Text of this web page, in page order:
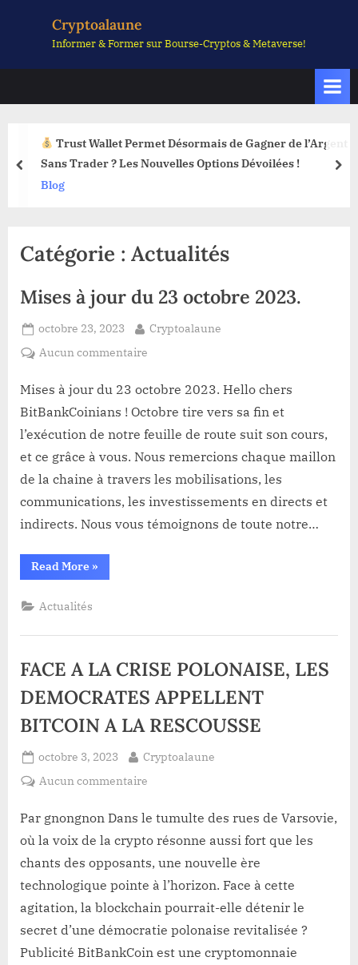
Cryptoalaune
Informer & Former sur Bourse-Cryptos & Metaverse!
Trust Wallet Permet Désormais de Gagner de l’Argent
Sans Trader ? Les Nouvelles Options Dévoilées !
Blog
prev
Catégorie : Actualités
Mises à jour du 23 octobre 2023.
Posted
on
octobre 23, 2023 By
Cryptoalaune
Aucun commentaire
à
jour
23
octobre
2023.
Mises à jour du 23 octobre 2023. Hello chers
BitBankCoinians ! Octobre tire vers sa fin et
l’exécution de notre feuille de route suit son cours,
et ce grâce à vous. Nous remercions chaque maillon
de la chaine à travers les mobilisations, les
communications, les investissements en directs et
indirects. Nous vous témoignons de toute notre…
Read More“Mises
à
23
2023.”
»
Actualités
FACE A LA CRISE POLONAISE, LES
DEMOCRATES APPELLENT
BITCOIN A LA RESCOUSSE
Posted
on
octobre 3, 2023 By
Cryptoalaune
Aucun commentaire
A
POLONAISE,
LES
DEMOCRATES
APPELLENT
Par gnongnon Dans le tumulte des rues de Varsovie,
où la voix de la crypto résonne aussi fort que les
chants des opposants, une nouvelle ère
technologique pointe à l’horizon. Face à cette
agitation, la blockchain pourrait-elle détenir le
secret d’une démocratie polonaise revitalisée ?
Publicité BitBankCoin est une cryptomonnaie